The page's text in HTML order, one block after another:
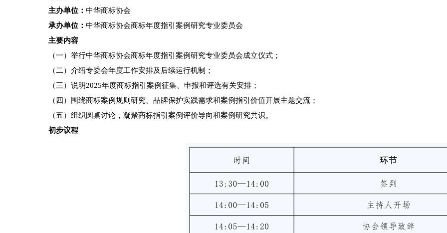
主办单位： 中华商标协会
承办单位： 中华商标协会商标年度指引案例研究专业委员会
主要内容
（一）举行中华商标协会商标年度指引案例研究专业委员会成立仪式；
（二）介绍专委会年度工作安排及后续运行机制；
（三）说明2025年度商标指引案例征集、申报和评选有关安排；
（四）围绕商标案例规则研究、品牌保护实践需求和案例指引价值开展主题交流；
（五）组织圆桌讨论，凝聚商标指引案例评价导向和案例研究共识。
初步议程